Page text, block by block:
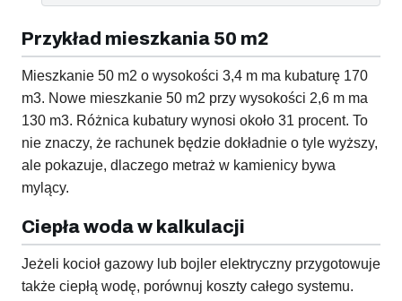
Przykład mieszkania 50 m2
Mieszkanie 50 m2 o wysokości 3,4 m ma kubaturę 170
m3. Nowe mieszkanie 50 m2 przy wysokości 2,6 m ma
130 m3. Różnica kubatury wynosi około 31 procent. To
nie znaczy, że rachunek będzie dokładnie o tyle wyższy,
ale pokazuje, dlaczego metraż w kamienicy bywa
mylący.
Ciepła woda w kalkulacji
Jeżeli kocioł gazowy lub bojler elektryczny przygotowuje
także ciepłą wodę, porównuj koszty całego systemu.